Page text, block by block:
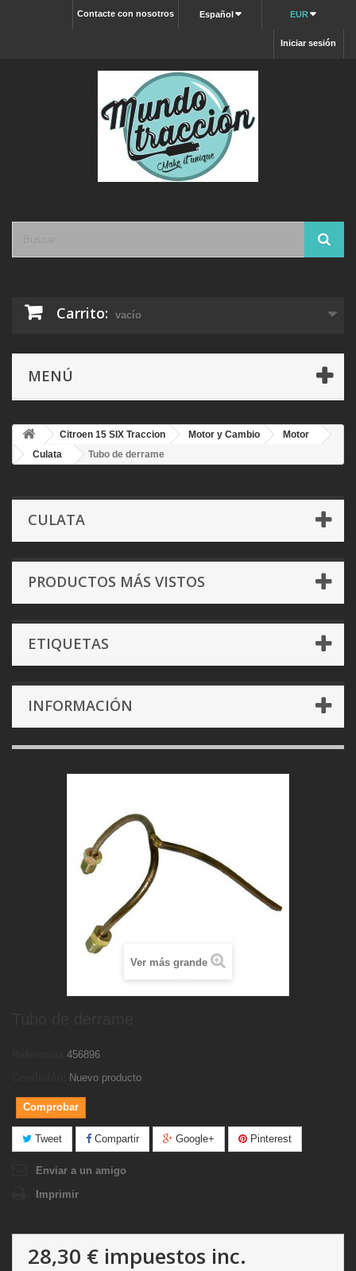
EUR
Español
Contacte con nosotros
Iniciar sesión
Carrito: vacío
MENÚ
Citroen 15 SIX Traccion Motor y Cambio
Motor
Culata
Tubo de derrame
CULATA
PRODUCTOS MÁS VISTOS
ETIQUETAS
INFORMACIÓN
Ver más grande
456896
Nuevo producto
Comprobar
Tweet Compartir Google+ Pinterest
Enviar a un amigo
Imprimir
28,30 € impuestos inc.